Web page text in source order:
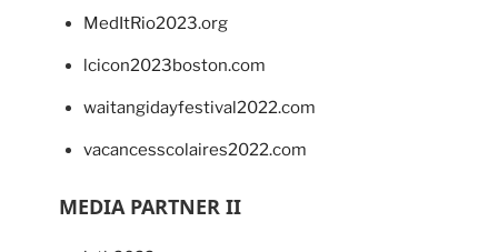
MedItRio2023.org
lcicon2023boston.com
waitangidayfestival2022.com
vacancesscolaires2022.com
MEDIA PARTNER II